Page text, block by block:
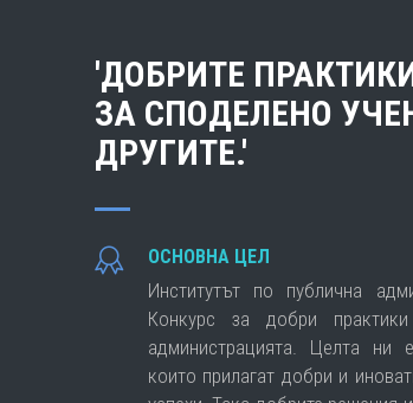
'ДОБРИТЕ
ЗА СПОДЕЛЕНО
ДРУГИТЕ.'
ОСНОВНА ЦЕЛ
Институтът по публична
Конкурс за добри
администрацията. Целта ни
които прилагат добри и